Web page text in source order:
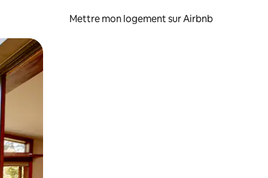
Mettre mon logement sur Airbnb